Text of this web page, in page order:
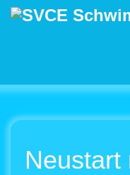
Neustart